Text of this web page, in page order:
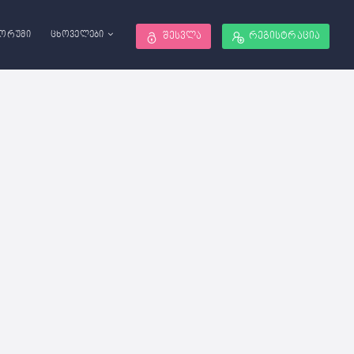
ცხოველები შესვლა რეგისტრაცია